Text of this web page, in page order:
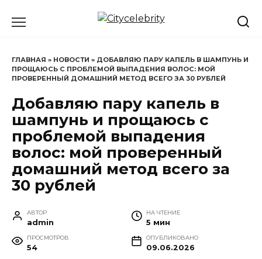
ГЛАВНАЯ » НОВОСТИ » ДОБАВЛЯЮ ПАРУ КАПЕЛЬ В ШАМПУНЬ И
ПРОЩАЮСЬ С ПРОБЛЕМОЙ ВЫПАДЕНИЯ ВОЛОС: МОЙ
ПРОВЕРЕННЫЙ ДОМАШНИЙ МЕТОД ВСЕГО ЗА 30 РУБЛЕЙ
Добавляю пару капель в
шампунь и прощаюсь с
проблемой выпадения
волос: мой проверенный
домашний метод всего за
30 рублей
АВТОР
admin
НА ЧТЕНИЕ
5 мин
ПРОСМОТРОВ
54
ОПУБЛИКОВАНО
09.06.2026